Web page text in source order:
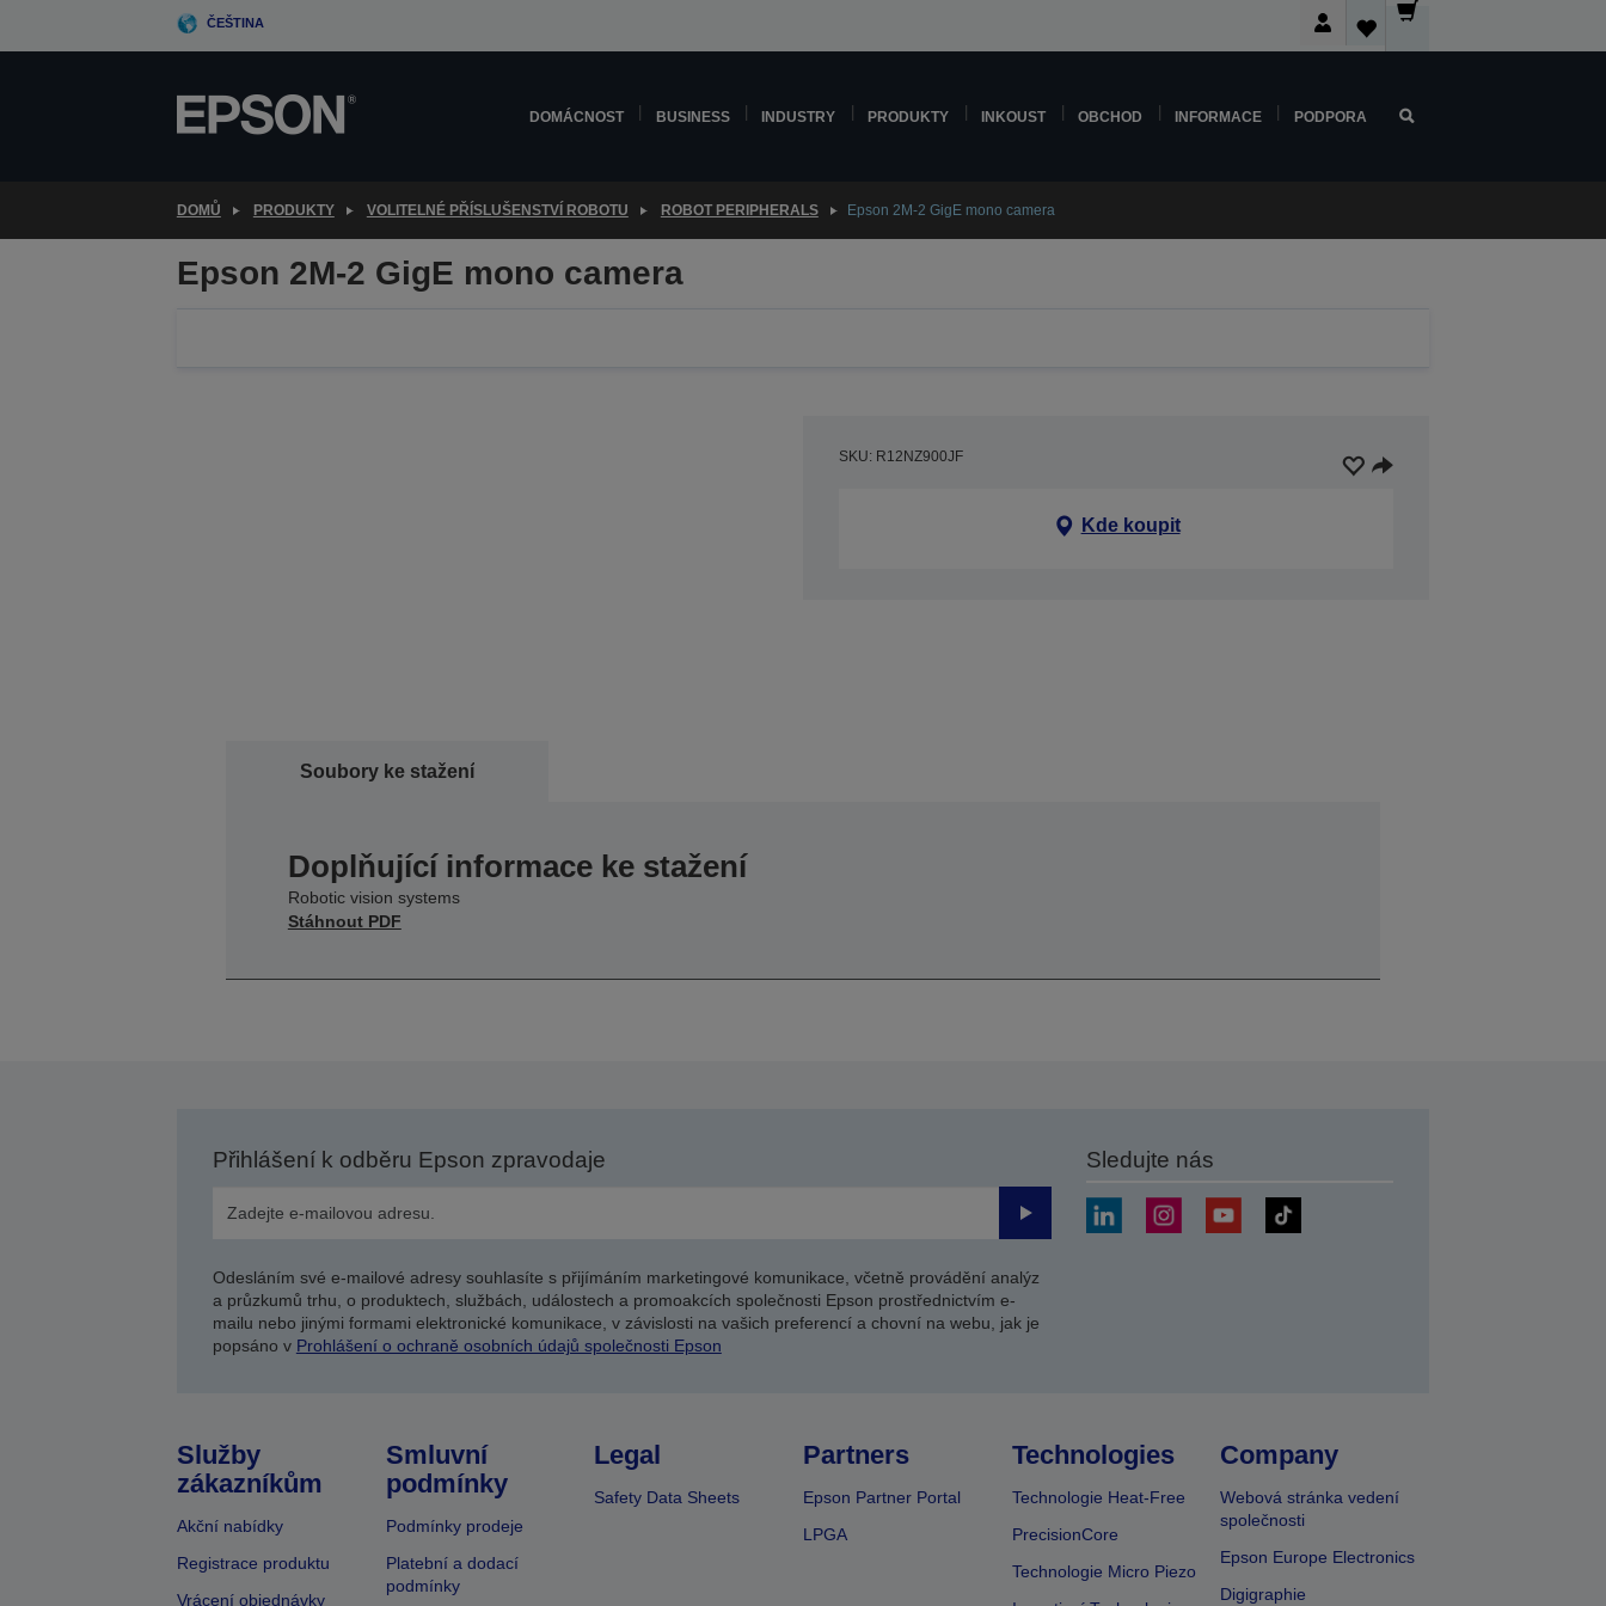
ČEŠTINA
DOMÁCNOST BUSINESS INDUSTRY PRODUKTY INKOUST OBCHOD INFORMACE PODPORA
DOMŮ PRODUKTY VOLITELNÉ PŘÍSLUŠENSTVÍ ROBOTU ROBOT PERIPHERALS Epson 2M-2 GigE mono camera
Epson 2M-2 GigE mono camera
SKU: R12NZ900JF
Kde koupit
Soubory ke stažení
Doplňující informace ke stažení
Robotic vision systems
Stáhnout PDF
Přihlášení k odběru Epson zpravodaje
Odeslat
Odesláním své e-mailové adresy souhlasíte s přijímáním marketingové komunikace, včetně provádění analýz
a průzkumů trhu, o produktech, službách, událostech a promoakcích společnosti Epson prostřednictvím e-
mailu nebo jinými formami elektronické komunikace, v závislosti na vašich preferencí a chovní na webu, jak je
popsáno v Prohlášení o ochraně osobních údajů společnosti Epson
Sledujte nás
Služby
zákazníkům
Akční nabídky
Registrace produktu
Vrácení objednávky
Smluvní
podmínky
Podmínky prodeje
Platební a dodací
podmínky
Legal
Safety Data Sheets
Partners
Epson Partner Portal
LPGA
Technologies
Technologie Heat-Free
PrecisionCore
Technologie Micro Piezo
Company
Webová stránka vedení
společnosti
Epson Europe Electronics
Digigraphie